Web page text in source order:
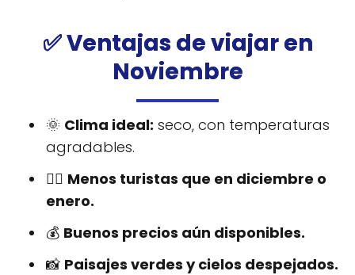
✅ Ventajas de viajar en
Noviembre
🌞 Clima ideal: seco, con temperaturas
agradables.
🧘‍♂️ Menos turistas que en diciembre o
enero.
💰 Buenos precios aún disponibles.
📸 Paisajes verdes y cielos despejados.